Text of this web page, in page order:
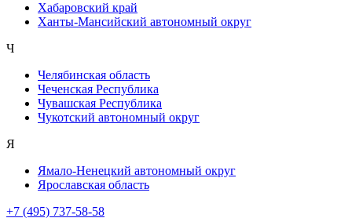
Хабаровский край
Ханты-Мансийский автономный округ
Ч
Челябинская область
Чеченская Республика
Чувашская Республика
Чукотский автономный округ
Я
Ямало-Ненецкий автономный округ
Ярославская область
+7 (495) 737-58-58